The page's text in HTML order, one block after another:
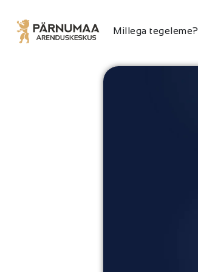
Millega tegeleme?